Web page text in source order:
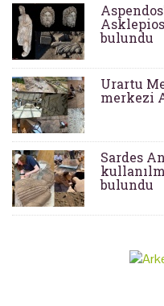
bulundu
Urartu
merkezi
Sardes
bulundu